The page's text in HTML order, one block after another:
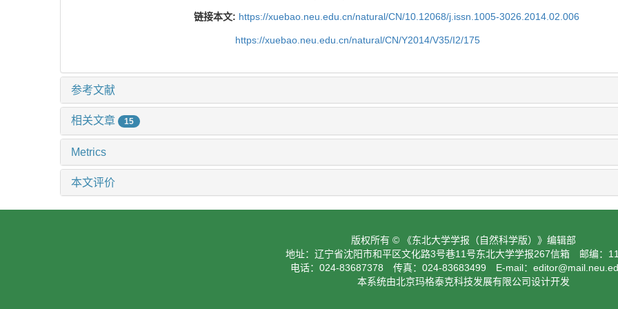
链接本文: https://xuebao.neu.edu.cn/natural/CN/10.12068/j.issn.1005-3026.2014.02.006
https://xuebao.neu.edu.cn/natural/CN/Y2014/V35/I2/175
参考文献
相关文章 15
Metrics
本文评价
版权所有 © 《东北大学学报（自然科学版）》编辑部
地址：辽宁省沈阳市和平区文化路3号巷11号东北大学学报267信箱 邮编：
电话：024-83687378 传真：024-83683499 E-mail：
本系统由北京玛格泰克科技发展有限公司设计开发